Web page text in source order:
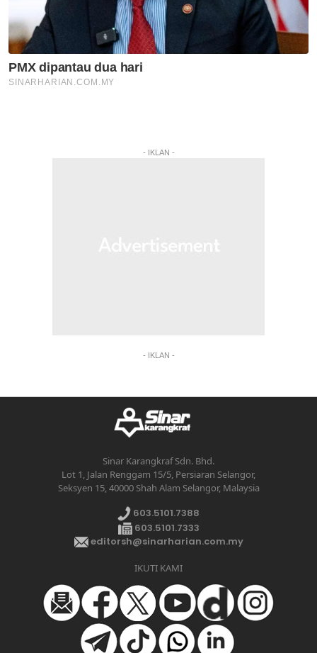
- IKLAN -
- IKLAN -
Sinar Karangkraf Sdn. Bhd.
Lot 1, Jalan Renggam 15/5, Persiaran Selangor,
Seksyen 15, 40000 Shah Alam Selangor, Malaysia
603.5101.7388
603.5101.7333
editorsh@sinarharian.com.my
IKUTI KAMI